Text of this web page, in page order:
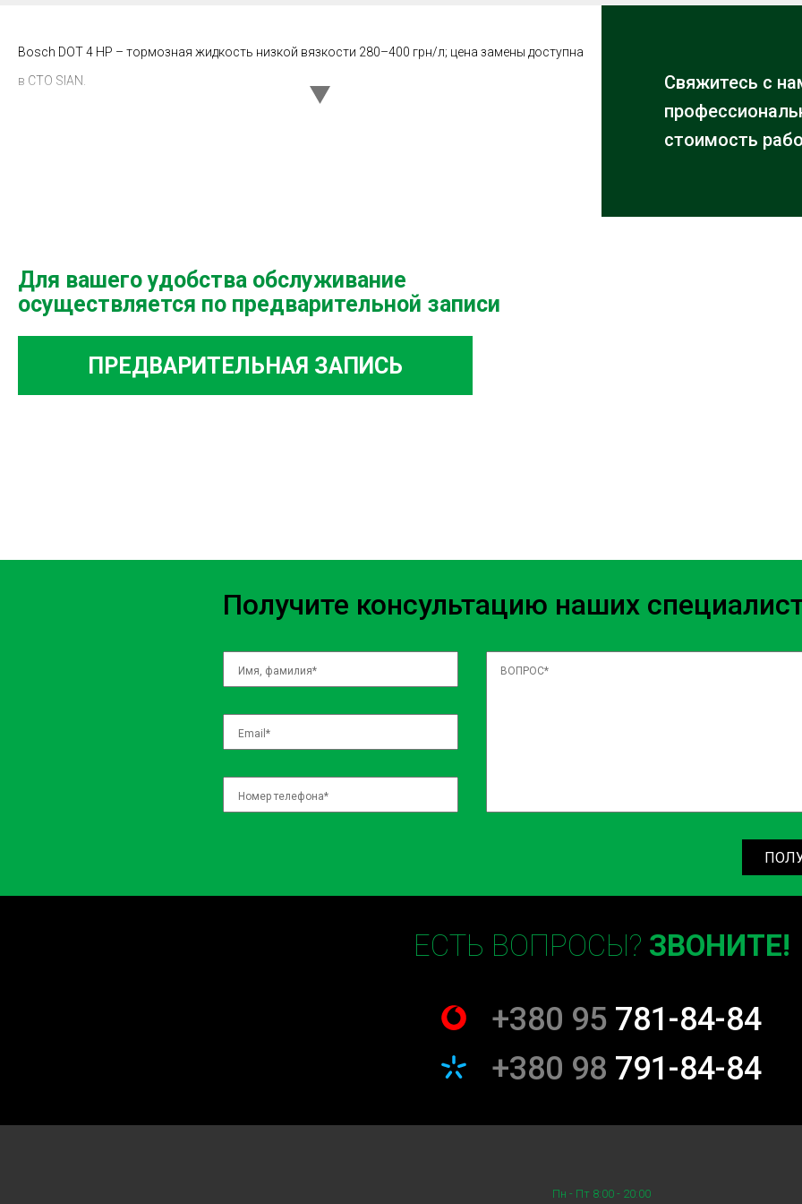
Bosch DOT 4 HP – тормозная жидкость низкой вязкости 280–400 грн/л; цена замены доступна
в СТО SIAN.
Свяжитесь с
стоимость
Для вашего удобства обслуживание
осуществляется по предварительной записи
ПРЕДВАРИТЕЛЬНАЯ ЗАПИСЬ
Получите консультацию наших
ЕСТЬ ВОПРОСЫ? ЗВОНИТЕ!
+380 95 781-84-84
+380 98 791-84-84
Пн - Пт 8:00 - 20:00